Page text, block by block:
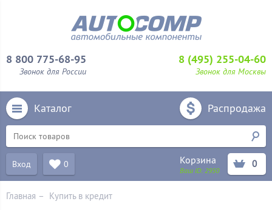
8 800 775-68-95
Звонок для России
8 (495) 255-04-60
Звонок для Москвы
Каталог Распродажа
Вход 0 Корзина
Ваш ID: 2950
0
Главная – Купить в кредит